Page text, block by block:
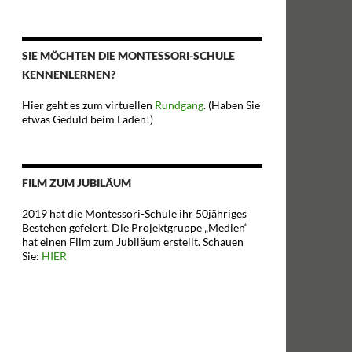
SIE MÖCHTEN DIE MONTESSORI-SCHULE
KENNENLERNEN?
Hier geht es zum virtuellen Rundgang. (Haben Sie
etwas Geduld beim Laden!)
FILM ZUM JUBILÄUM
2019 hat die Montessori-Schule ihr 50jähriges
Bestehen gefeiert. Die Projektgruppe „Medien“
hat einen Film zum Jubiläum erstellt. Schauen
Sie: HIER